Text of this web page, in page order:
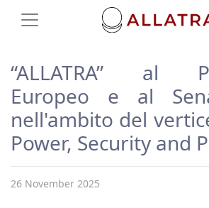
“ALLATRA” al
Europeo e al
nell'ambito del
Power, Security and
26 November 2025